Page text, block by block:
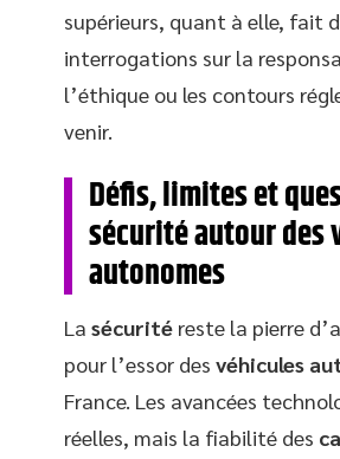
supérieurs, quant à elle, fait
interrogations sur la
l’éthique ou les contours
venir.
Défis, limites et
sécurité autour des
autonomes
La sécurité reste la pierre
pour l’essor des véhicules
France. Les avancées
réelles, mais la fiabilité des